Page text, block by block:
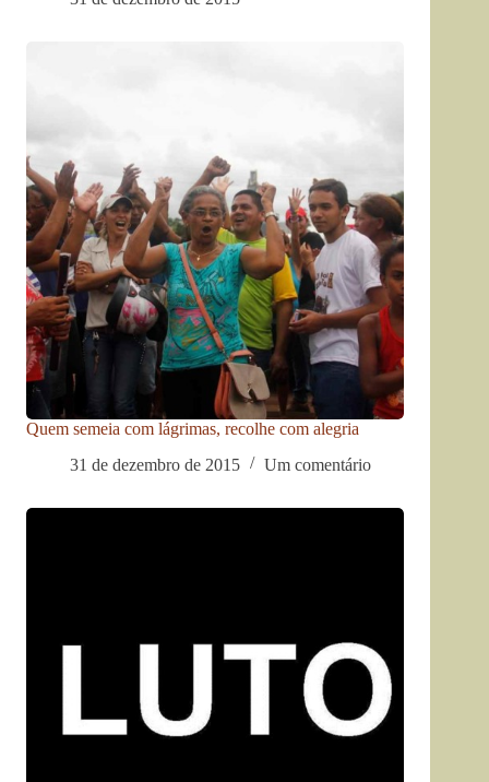
Quem semeia com lágrimas, recolhe com alegria
31 de dezembro de 2015
Um comentário